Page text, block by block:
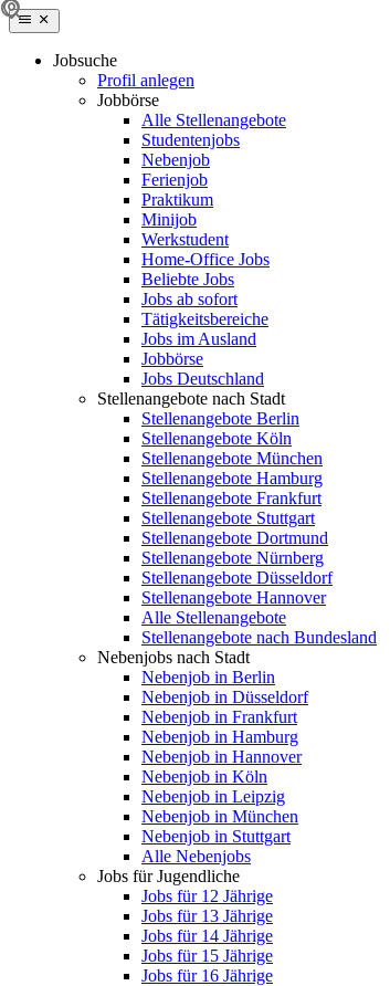
Jobsuche
Profil anlegen
Jobbörse
Alle Stellenangebote
Studentenjobs
Nebenjob
Ferienjob
Praktikum
Minijob
Werkstudent
Home-Office Jobs
Beliebte Jobs
Jobs ab sofort
Tätigkeitsbereiche
Jobs im Ausland
Jobbörse
Jobs Deutschland
Stellenangebote nach Stadt
Stellenangebote Berlin
Stellenangebote Köln
Stellenangebote München
Stellenangebote Hamburg
Stellenangebote Frankfurt
Stellenangebote Stuttgart
Stellenangebote Dortmund
Stellenangebote Nürnberg
Stellenangebote Düsseldorf
Stellenangebote Hannover
Alle Stellenangebote
Stellenangebote nach Bundesland
Nebenjobs nach Stadt
Nebenjob in Berlin
Nebenjob in Düsseldorf
Nebenjob in Frankfurt
Nebenjob in Hamburg
Nebenjob in Hannover
Nebenjob in Köln
Nebenjob in Leipzig
Nebenjob in München
Nebenjob in Stuttgart
Alle Nebenjobs
Jobs für Jugendliche
Jobs für 12 Jährige
Jobs für 13 Jährige
Jobs für 14 Jährige
Jobs für 15 Jährige
Jobs für 16 Jährige